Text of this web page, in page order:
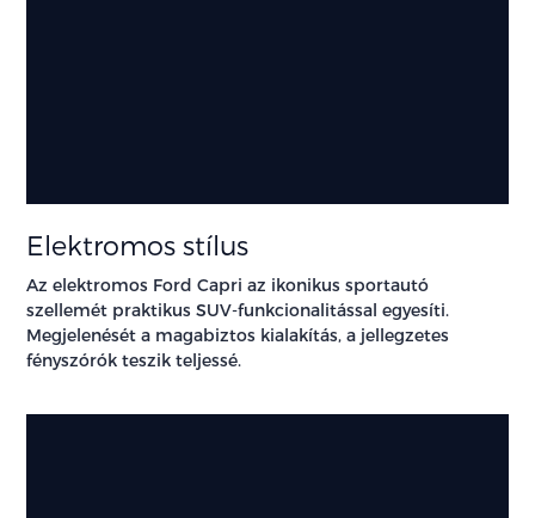
Elektromos stílus
Az elektromos Ford Capri az ikonikus sportautó
szellemét praktikus SUV-funkcionalitással egyesíti.
Megjelenését a magabiztos kialakítás, a jellegzetes
fényszórók teszik teljessé.